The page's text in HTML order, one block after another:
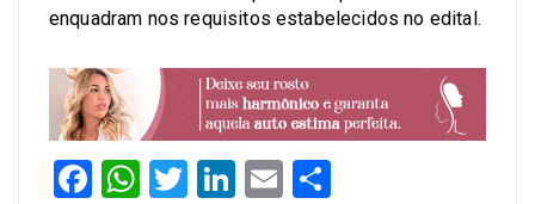
enquadram nos requisitos estabelecidos no edital.
Facebook
WhatsApp
Twitter
LinkedIn
Email